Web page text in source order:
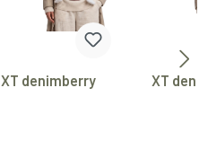
XT denimberry XT